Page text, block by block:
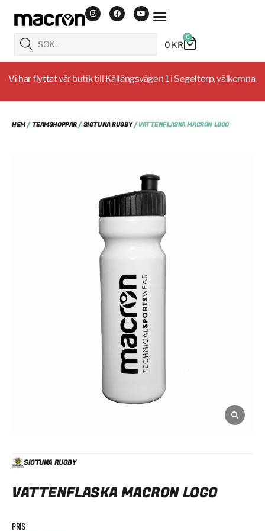
0 KR
0
Vi har flyttat vår butik till Källängsvägen 1 i Segeltorp, välkomna.
HEM/TEAMSHOPPAR/SIGTUNA RUGBY/ VATTENFLASKA MACRON LOGO
SIGTUNA RUGBY
VATTENFLASKA MACRON LOGO